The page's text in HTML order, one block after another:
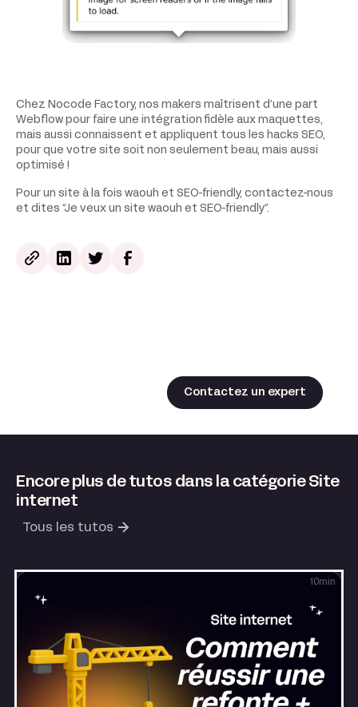
Chez Nocode Factory, nos makers maîtrisent d’une part
Webflow pour faire une intégration fidèle aux maquettes,
mais aussi connaissent et appliquent tous les hacks SEO,
pour que votre site soit non seulement beau, mais aussi
optimisé !
Pour un site à la fois waouh et SEO-friendly, contactez-nous
et dites “Je veux un site waouh et SEO-friendly”.
Contactez un expert
Encore plus de tutos dans la catégorie Site
internet
Tous les tutos
10 min